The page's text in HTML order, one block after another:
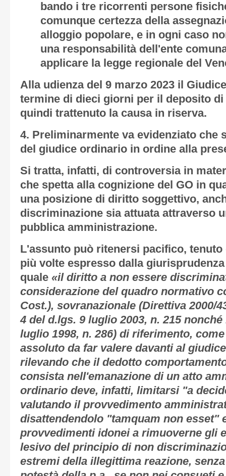
bando i tre ricorrenti persone
comunque certezza della
alloggio popolare, e in ogni caso
una responsabilità dell'ente
applicare la legge regionale del
Alla udienza del 9 marzo 2023 il
termine di dieci giorni per il deposito
quindi trattenuto la causa in riserva.
4. Preliminarmente va evidenziato che
del giudice ordinario in ordine alla
Si tratta, infatti, di controversia in
che spetta alla cognizione del GO in
una posizione di diritto soggettivo,
discriminazione sia attuata attraverso
pubblica amministrazione.
L'assunto può ritenersi pacifico,
più volte espresso dalla
quale «il diritto a non essere
considerazione del quadro normativo
Cost.), sovranazionale (Direttiva 2000/
4 del d.lgs. 9 luglio 2003, n. 215
luglio 1998, n. 286) di riferimento,
assoluto da far valere davanti al
rilevando che il dedotto
consista nell'emanazione di un atto
ordinario deve, infatti, limitarsi "a
valutando il provvedimento
disattendendolo "tamquam non esset"
provvedimenti idonei a rimuoverne gli
lesivo del principio di non
estremi della illegittima reazione,